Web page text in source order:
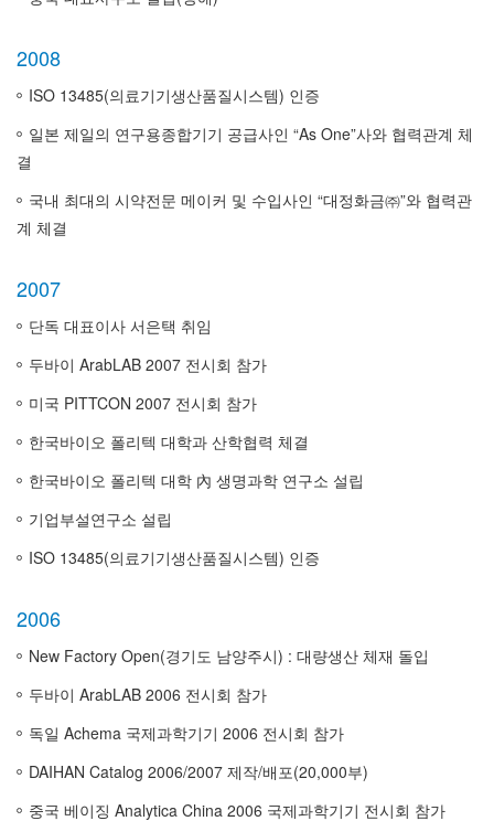
2008
ISO 13485(의료기기생산품질시스템) 인증
일본 제일의 연구용종합기기 공급사인 “As One”사와 협력관계 체
결
국내 최대의 시약전문 메이커 및 수입사인 “대정화금㈜”와 협력관
계 체결
2007
단독 대표이사 서은택 취임
두바이 ArabLAB 2007 전시회 참가
미국 PITTCON 2007 전시회 참가
한국바이오 폴리텍 대학과 산학협력 체결
한국바이오 폴리텍 대학 內 생명과학 연구소 설립
기업부설연구소 설립
ISO 13485(의료기기생산품질시스템) 인증
2006
New Factory Open(경기도 남양주시) : 대량생산 체재 돌입
두바이 ArabLAB 2006 전시회 참가
독일 Achema 국제과학기기 2006 전시회 참가
DAIHAN Catalog 2006/2007 제작/배포(20,000부)
중국 베이징 Analytica China 2006 국제과학기기 전시회 참가